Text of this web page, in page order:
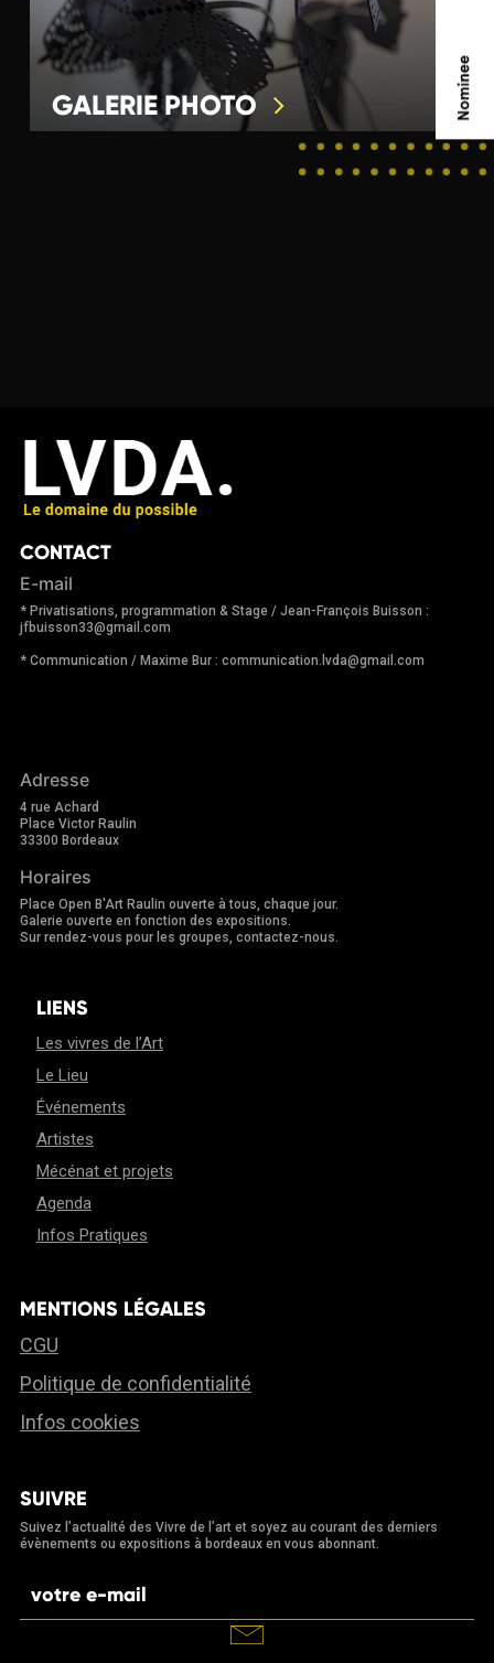
GALERIE PHOTO
CONTACT
E-mail
* Privatisations, programmation & Stage / Jean-François Buisson :
jfbuisson33@gmail.com
* Communication / Maxime Bur : communication.lvda@gmail.com
Adresse
4 rue Achard
Place Victor Raulin
33300 Bordeaux
Horaires
Place Open B'Art Raulin ouverte à tous, chaque jour.
Galerie ouverte en fonction des expositions.
Sur rendez-vous pour les groupes, contactez-nous.
LIENS
Les vivres de l’Art
Le Lieu
Événements
Artistes
Mécénat et projets
Agenda
Infos Pratiques
MENTIONS LÉGALES
CGU
Politique de confidentialité
Infos cookies
SUIVRE
Suivez l’actualité des Vivre de l’art et soyez au courant des derniers
évènements ou expositions à bordeaux en vous abonnant.